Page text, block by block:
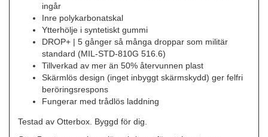
ingår
Inre polykarbonatskal
Ytterhölje i syntetiskt gummi
DROP+ | 5 gånger så många droppar som militär
standard (MIL-STD-810G 516.6)
Tillverkad av mer än 50% återvunnen plast
Skärmlös design (inget inbyggt skärmskydd) ger felfri
beröringsrespons
Fungerar med trådlös laddning
Testad av Otterbox. Byggd för dig.